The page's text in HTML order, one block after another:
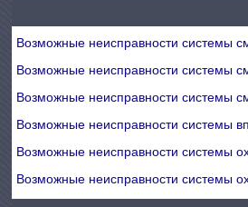
Возможные неисправности системы
Возможные неисправности системы
Возможные неисправности системы
Возможные неисправности системы
Возможные неисправности системы
Возможные неисправности системы